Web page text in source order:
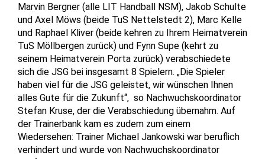
Marvin Bergner (alle LIT Handball NSM), Jakob Schulte
und Axel Möws (beide TuS Nettelstedt 2), Marc Kelle
und Raphael Kliver (beide kehren zu Ihrem Heimatverein
TuS Möllbergen zurück) und Fynn Supe (kehrt zu
seinem Heimatverein Porta zurück) verabschiedete
sich die JSG bei insgesamt 8 Spielern. „Die Spieler
haben viel für die JSG geleistet, wir wünschen Ihnen
alles Gute für die Zukunft“, so Nachwuchskoordinator
Stefan Kruse, der die Verabschiedung übernahm. Auf
der Trainerbank kam es zudem zum einem
Wiedersehen: Trainer Michael Jankowski war beruflich
verhindert und wurde von Nachwuchskoordinator